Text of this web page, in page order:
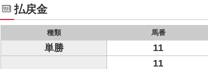
払戻金
種類 馬番
単勝 11
11